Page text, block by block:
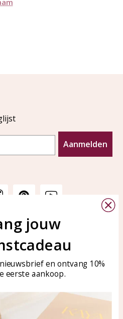
Aanmelden
KAYA Sieraden
Bellen of WhatsApp Ma-Vr
tussen 09:00-17:00
Tel: 0850003187
WhatsApp: 0850003187
klantenservice@kayasierade
jouw
en ontvang 10%
eerste aankoop.